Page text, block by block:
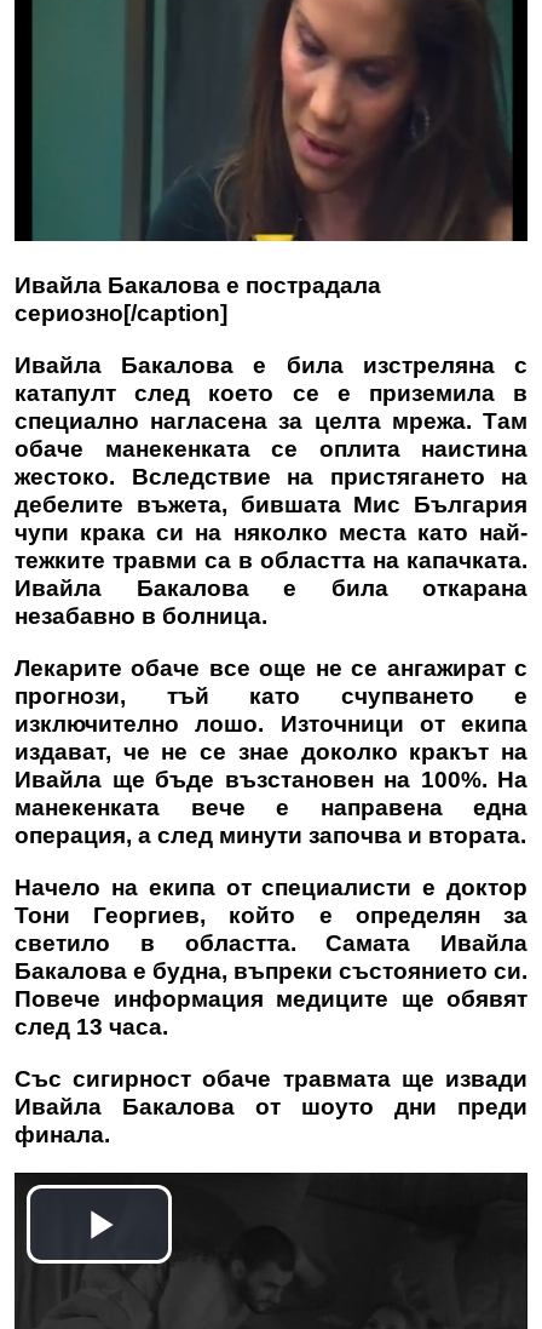
Ивайла Бакалова е пострадала
сериозно[/caption]
Ивайла Бакалова е била изстреляна с
катапулт след което се е приземила в
специално нагласена за целта мрежа. Там
обаче манекенката се оплита наистина
жестоко. Вследствие на пристягането на
дебелите въжета, бившата Мис България
чупи крака си на няколко места като най-
тежките травми са в областта на капачката.
Ивайла Бакалова е била откарана
незабавно в болница.
Лекарите обаче все още не се ангажират с
прогнози, тъй като счупването е
изключително лошо. Източници от екипа
издават, че не се знае доколко кракът на
Ивайла ще бъде възстановен на 100%. На
манекенката вече е направена една
операция, а след минути започва и втората.
Начело на екипа от специалисти е доктор
Тони Георгиев, който е определян за
светило в областта. Самата Ивайла
Бакалова е будна, въпреки състоянието си.
Повече информация медиците ще обявят
след 13 часа.
Със сигирност обаче травмата ще извади
Ивайла Бакалова от шоуто дни преди
финала.